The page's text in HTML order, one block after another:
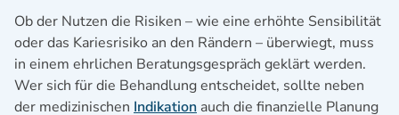
Ob der Nutzen die Risiken – wie eine erhöhte Sensibilität
oder das Kariesrisiko an den Rändern – überwiegt, muss
in einem ehrlichen Beratungsgespräch geklärt werden.
Wer sich für die Behandlung entscheidet, sollte neben
der medizinischen Indikation auch die finanzielle Planung